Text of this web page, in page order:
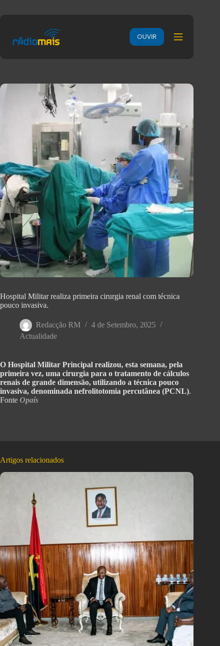
OUVIR
Hospital Militar realiza primeira cirurgia renal com técnica
pouco invasiva.
Redacção RM
4 de Setembro, 2025
Actualidade
O Hospital Militar Principal realizou, esta semana, pela
primeira vez, uma cirurgia para o tratamento de cálculos
renais de grande dimensão, utilizando a técnica pouco
invasiva, denominada nefrolitotomia percutânea (PCNL).
Fonte Opaís
Artigos relacionados